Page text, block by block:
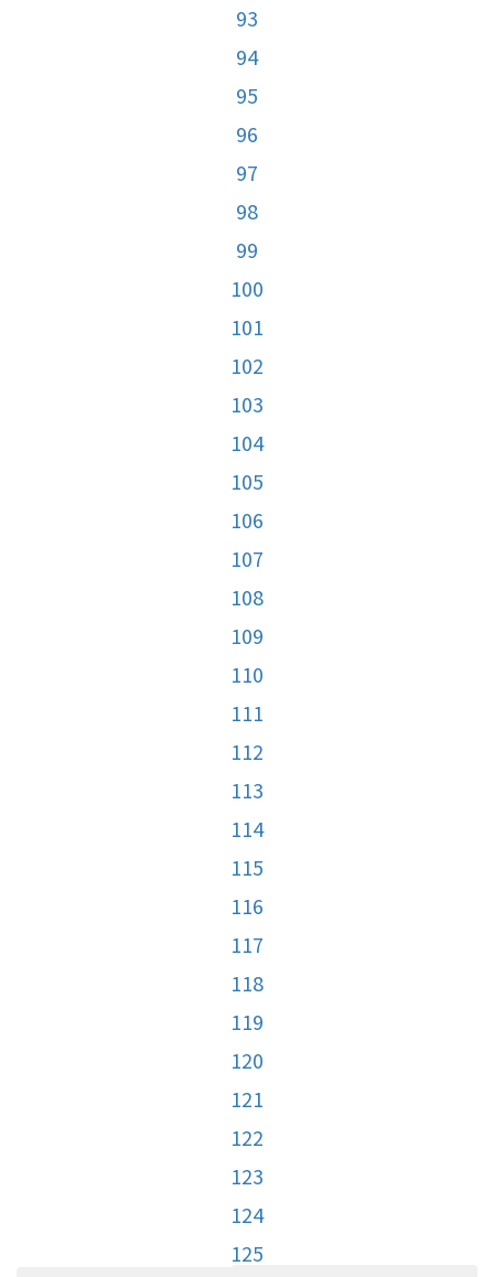
93
94
95
96
97
98
99
100
101
102
103
104
105
106
107
108
109
110
111
112
113
114
115
116
117
118
119
120
121
122
123
124
125